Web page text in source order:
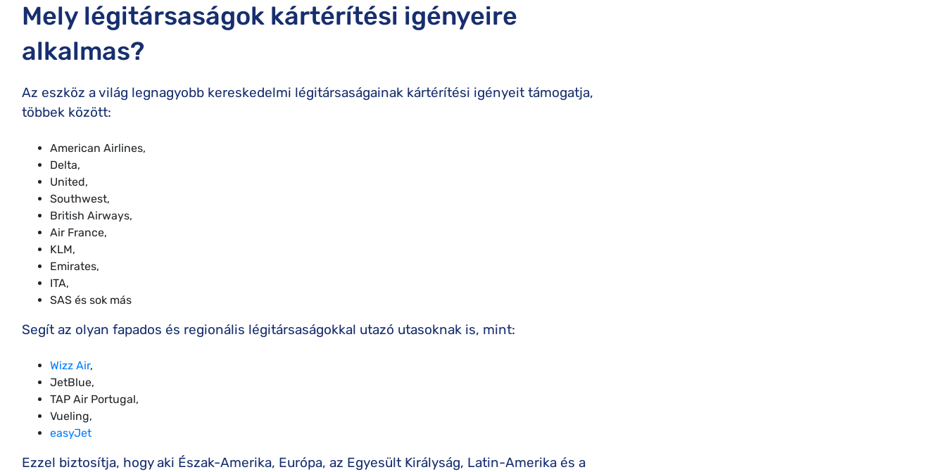
Mely légitársaságok kártérítési igényeire
alkalmas?
Az eszköz a világ legnagyobb kereskedelmi légitársaságainak kártérítési igényeit támogatja,
többek között:
American Airlines,
Delta,
United,
Southwest,
British Airways,
Air France,
KLM,
Emirates,
ITA,
SAS és sok más
Segít az olyan fapados és regionális légitársaságokkal utazó utasoknak is, mint:
Wizz Air,
JetBlue,
TAP Air Portugal,
Vueling,
easyJet
Ezzel biztosítja, hogy aki Észak-Amerika, Európa, az Egyesült Királyság, Latin-Amerika és a